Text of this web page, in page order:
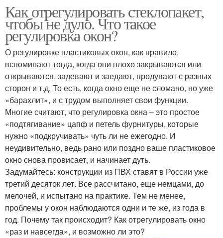
Как отрегулировать стеклопакет,
чтобы не дуло. Что такое
регулировка окон?
О регулировке пластиковых окон, как правило,
вспоминают тогда, когда они плохо закрываются или
открываются, задевают и заедают, продувают с разных
сторон и т.д. То есть, когда окно еще не сломано, но уже
«барахлит», и с трудом выполняет свои функции.
Многие считают, что регулировка окна – это простое
«подтягивание» цапф и петель фурнитуры, которые
нужно «подкручивать» чуть ли не ежегодно. И
неудивительно, ведь рано или поздно ваше пластиковое
окно снова провисает, и начинает дуть.
Задумайтесь: конструкции из ПВХ ставят в России уже
третий десяток лет. Все рассчитано, еще немцами, до
мелочей, и испытано на практике. Тем не менее,
проблемы у окон наблюдаются одни и те же, из года в
год. Почему так происходит? Как отрегулировать окно
«раз и навсегда», и возможно ли это?